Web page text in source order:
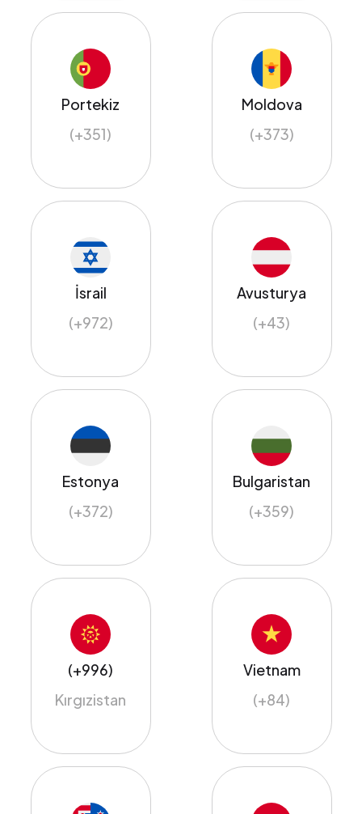
Portekiz
(+351)
Moldova
(+373)
İsrail
(+972)
Avusturya
(+43)
Estonya
(+372)
Bulgaristan
(+359)
(+996)
Kırgızistan
Vietnam
(+84)